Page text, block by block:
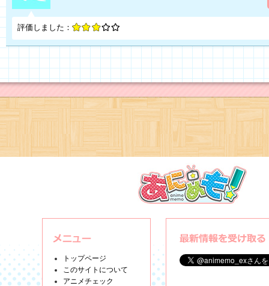
評価しました：
トップページ
このサイトについて
アニメチェック